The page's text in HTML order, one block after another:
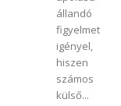
állandó
figyelmet
igényel,
hiszen
számos
külső...